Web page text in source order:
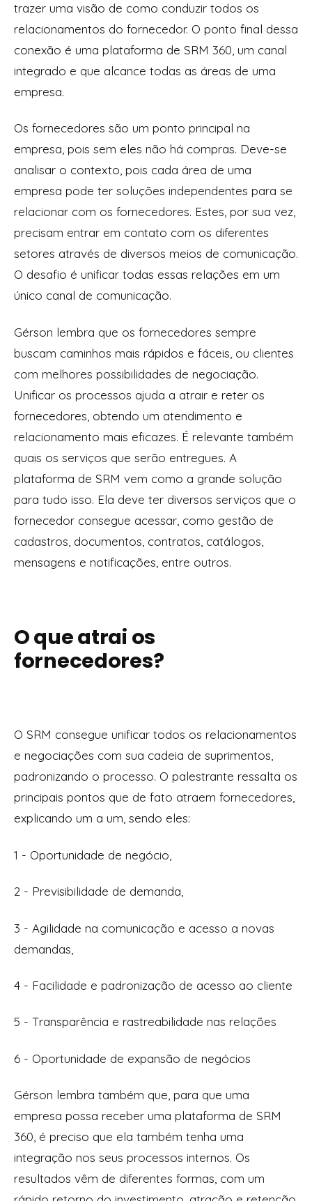
trazer uma visão de como conduzir todos os
relacionamentos do fornecedor. O ponto final dessa
conexão é uma plataforma de SRM 360, um canal
integrado e que alcance todas as áreas de uma
empresa.
Os fornecedores são um ponto principal na
empresa, pois sem eles não há compras. Deve-se
analisar o contexto, pois cada área de uma
empresa pode ter soluções independentes para se
relacionar com os fornecedores. Estes, por sua vez,
precisam entrar em contato com os diferentes
setores através de diversos meios de comunicação.
O desafio é unificar todas essas relações em um
único canal de comunicação.
Gérson lembra que os fornecedores sempre
buscam caminhos mais rápidos e fáceis, ou clientes
com melhores possibilidades de negociação.
Unificar os processos ajuda a atrair e reter os
fornecedores, obtendo um atendimento e
relacionamento mais eficazes. É relevante também
quais os serviços que serão entregues. A
plataforma de SRM vem como a grande solução
para tudo isso. Ela deve ter diversos serviços que o
fornecedor consegue acessar, como gestão de
cadastros, documentos, contratos, catálogos,
mensagens e notificações, entre outros.
O que atrai os
fornecedores?
O SRM consegue unificar todos os relacionamentos
e negociações com sua cadeia de suprimentos,
padronizando o processo. O palestrante ressalta os
principais pontos que de fato atraem fornecedores,
explicando um a um, sendo eles:
1 - Oportunidade de negócio,
2 - Previsibilidade de demanda,
3 - Agilidade na comunicação e acesso a novas
demandas,
4 - Facilidade e padronização de acesso ao cliente
5 - Transparência e rastreabilidade nas relações
6 - Oportunidade de expansão de negócios
Gérson lembra também que, para que uma
empresa possa receber uma plataforma de SRM
360, é preciso que ela também tenha uma
integração nos seus processos internos. Os
resultados vêm de diferentes formas, com um